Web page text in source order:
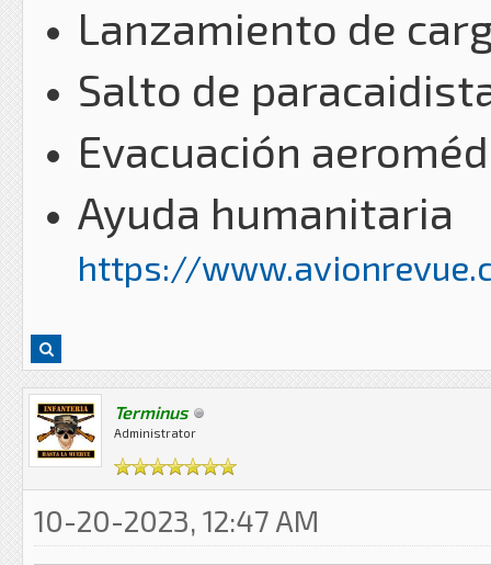
Lanzamiento de
Salto de
Evacuación
Ayuda humanitaria
https://
Terminus
Administrator
10-20-2023, 12:47 AM